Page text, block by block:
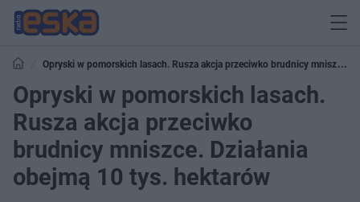
Opryski w pomorskich lasach. Rusza akcja przeciwko brudnicy mniszce.
Działania obejmą 10 tys. hektarów
Opryski w pomorskich lasach.
Rusza akcja przeciwko
brudnicy mniszce. Działania
obejmą 10 tys. hektarów